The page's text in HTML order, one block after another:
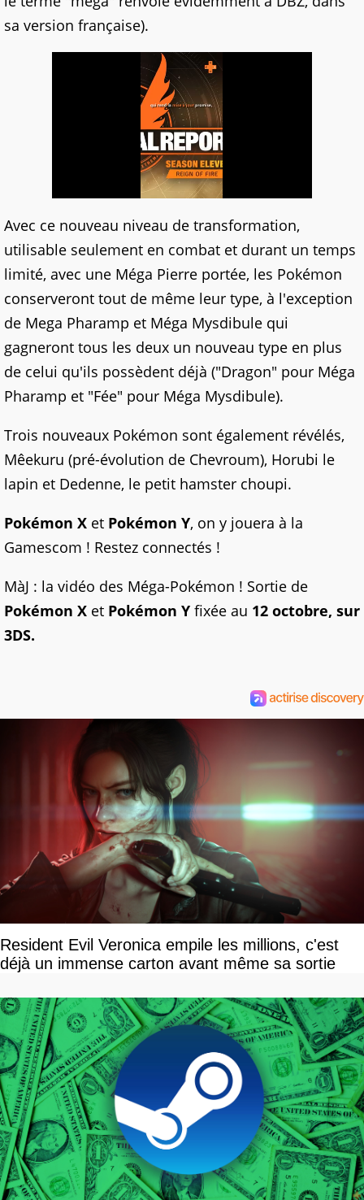
sa version française).
Avec ce nouveau niveau de transformation,
utilisable seulement en combat et durant un temps
limité, avec une Méga Pierre portée, les Pokémon
conserveront tout de même leur type, à l'exception
de Mega Pharamp et Méga Mysdibule qui
gagneront tous les deux un nouveau type en plus
de celui qu'ils possèdent déjà ("Dragon" pour Méga
Pharamp et "Fée" pour Méga Mysdibule).
Trois nouveaux Pokémon sont également révélés,
Mêekuru (pré-évolution de Chevroum), Horubi le
lapin et Dedenne, le petit hamster choupi.
Pokémon X et Pokémon Y, on y jouera à la
Gamescom ! Restez connectés !
MàJ : la vidéo des Méga-Pokémon ! Sortie de
Pokémon X et Pokémon Y fixée au 12 octobre, sur
3DS.
Resident Evil Veronica empile les millions, c'est
déjà un immense carton avant même sa sortie